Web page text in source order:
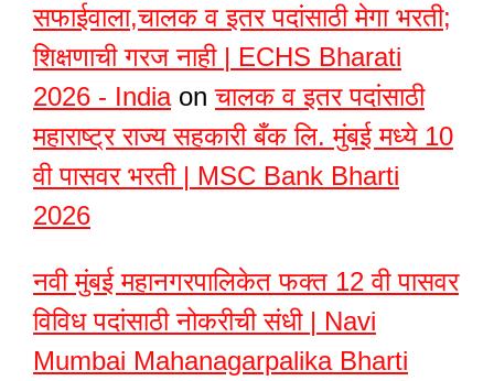
सफाईवाला,चालक व इतर पदांसाठी मेगा भरती;
शिक्षणाची गरज नाही | ECHS Bharati
2026 - Indiaonचालक व इतर पदांसाठी
महाराष्ट्र राज्य सहकारी बँक लि. मुंबई मध्ये 10
वी पासवर भरती | MSC Bank Bharti
2026
नवी मुंबई महानगरपालिकेत फक्त 12 वी पासवर
विविध पदांसाठी नोकरीची संधी | Navi
Mumbai Mahanagarpalika Bharti